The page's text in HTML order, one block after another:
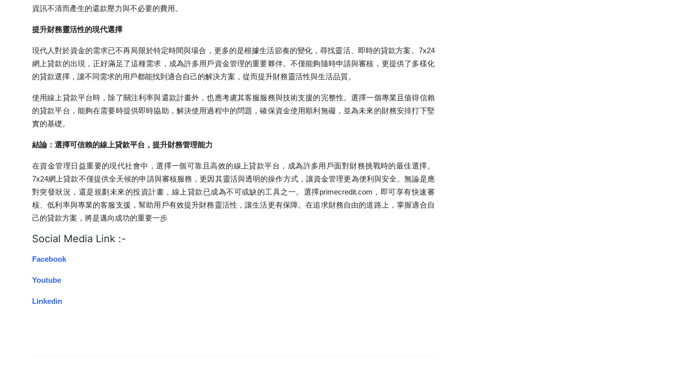
資訊不清而產生的還款壓力與不必要的費用。
提升財務靈活性的現代選擇
現代人對於資金的需求已不再局限於特定時間與場合，更多的是根據生活節奏的變化，尋找靈活、即時的貸款方案。7x24
網上貸款的出現，正好滿足了這種需求，成為許多用戶資金管理的重要夥伴。不僅能夠隨時申請與審核，更提供了多樣化
的貸款選擇，讓不同需求的用戶都能找到適合自己的解決方案，從而提升財務靈活性與生活品質。
使用線上貸款平台時，除了關注利率與還款計畫外，也應考慮其客服服務與技術支援的完整性。選擇一個專業且值得信賴
的貸款平台，能夠在需要時提供即時協助，解決使用過程中的問題，確保資金使用順利無礙，並為未來的財務安排打下堅
實的基礎。
結論：選擇可信賴的線上貸款平台，提升財務管理能力
在資金管理日益重要的現代社會中，選擇一個可靠且高效的線上貸款平台，成為許多用戶面對財務挑戰時的最佳選擇。
7x24網上貸款不僅提供全天候的申請與審核服務，更因其靈活與透明的操作方式，讓資金管理更為便利與安全。無論是應
對突發狀況，還是規劃未來的投資計畫，線上貸款已成為不可或缺的工具之一。選擇primecredit.com，即可享有快速審
核、低利率與專業的客服支援，幫助用戶有效提升財務靈活性，讓生活更有保障。在追求財務自由的道路上，掌握適合自
己的貸款方案，將是邁向成功的重要一步
Social Media Link :-
Facebook
Youtube
Linkedin